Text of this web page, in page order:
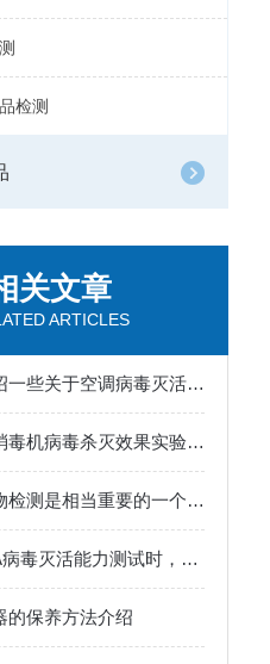
检测
关文章
ARTICLES
下面将介绍一些关于空调病毒灭活试验的基本知识
对于空气消毒机病毒杀灭效果实验你还有什么不了解的！
病原微生物检测是相当重要的一个步骤
进行HEPA病毒灭活能力测试时，需要注意以下事项
的保养方法介绍